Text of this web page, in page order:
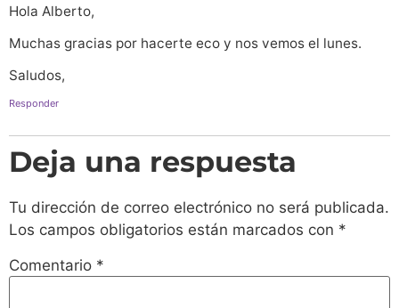
Hola Alberto,
Muchas gracias por hacerte eco y nos vemos el lunes.
Saludos,
Responder
Deja una respuesta
Tu dirección de correo electrónico no será publicada.
Los campos obligatorios están marcados con *
Comentario *